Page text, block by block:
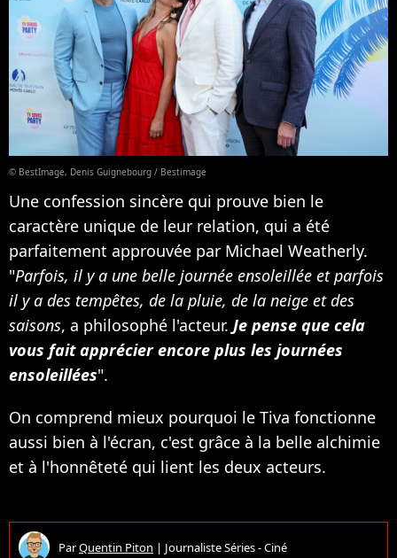
© BestImage, Denis Guignebourg / Bestimage
Une confession sincère qui prouve bien le
caractère unique de leur relation, qui a été
parfaitement approuvée par Michael Weatherly.
"Parfois, il y a une belle journée ensoleillée et parfois
il y a des tempêtes, de la pluie, de la neige et des
saisons, a philosophé l'acteur. Je pense que cela
vous fait apprécier encore plus les journées
ensoleillées".
On comprend mieux pourquoi le Tiva fonctionne
aussi bien à l'écran, c'est grâce à la belle alchimie
et à l'honnêteté qui lient les deux acteurs.
ParQuentin Piton | Journaliste Séries - Ciné